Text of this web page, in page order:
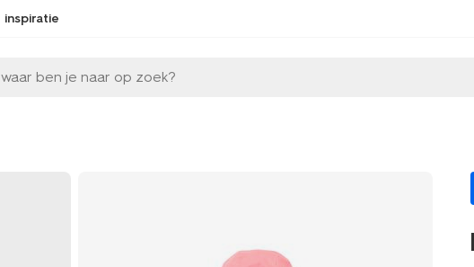
inspiratie
waar ben je naar op zoek?